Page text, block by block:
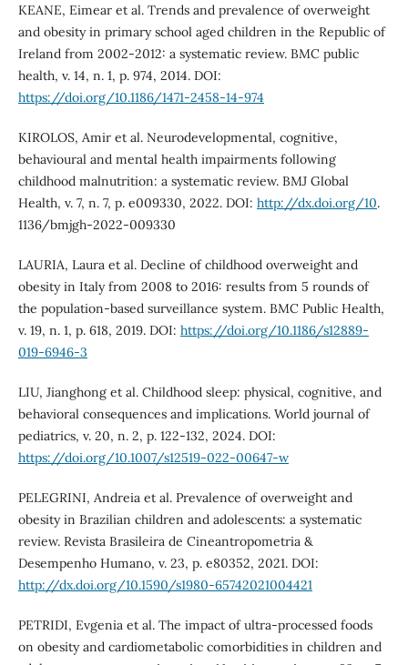
KEANE, Eimear et al. Trends and prevalence of overweight
and obesity in primary school aged children in the Republic of
Ireland from 2002-2012: a systematic review. BMC public
health, v. 14, n. 1, p. 974, 2014. DOI:
https://doi.org/10.1186/1471-2458-14-974
KIROLOS, Amir et al. Neurodevelopmental, cognitive,
behavioural and mental health impairments following
childhood malnutrition: a systematic review. BMJ Global
Health, v. 7, n. 7, p. e009330, 2022. DOI: http://dx.doi.org/10.
1136/bmjgh-2022-009330
LAURIA, Laura et al. Decline of childhood overweight and
obesity in Italy from 2008 to 2016: results from 5 rounds of
the population-based surveillance system. BMC Public Health,
v. 19, n. 1, p. 618, 2019. DOI: https://doi.org/10.1186/s12889-
019-6946-3
LIU, Jianghong et al. Childhood sleep: physical, cognitive, and
behavioral consequences and implications. World journal of
pediatrics, v. 20, n. 2, p. 122-132, 2024. DOI:
https://doi.org/10.1007/s12519-022-00647-w
PELEGRINI, Andreia et al. Prevalence of overweight and
obesity in Brazilian children and adolescents: a systematic
review. Revista Brasileira de Cineantropometria &
Desempenho Humano, v. 23, p. e80352, 2021. DOI:
http://dx.doi.org/10.1590/s1980-65742021004421
PETRIDI, Evgenia et al. The impact of ultra-processed foods
on obesity and cardiometabolic comorbidities in children and